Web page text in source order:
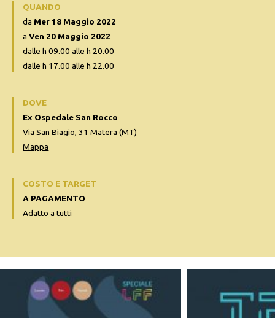
QUANDO
da Mer 18 Maggio 2022
aVen 20 Maggio 2022
dalle h 09.00 alle h 20.00
dalle h 17.00 alle h 22.00
DOVE
Ex Ospedale San Rocco
Via San Biagio, 31 Matera (MT)
Mappa
COSTO E TARGET
A PAGAMENTO
Adatto a tutti